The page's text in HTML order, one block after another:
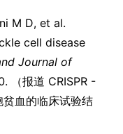
M D, et al.
cell disease
Journal of
（报道 CRISPR -
血的临床试验结